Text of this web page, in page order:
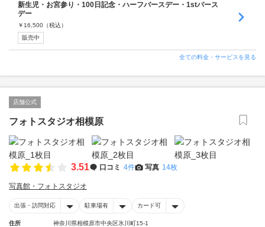
新生児・お宮参り・100日記念・ハーフバースデー・1stバース
デー
￥ 16,500 （税込）
販売中
全ての料金・サービスを見る
店舗公式
フォトスタジオ相模原
3.51 口コミ 4件 写真 14枚
写真館・フォトスタジオ
出張・訪問対応 駐車場有 カード可
住所
神奈川県相模原市中央区氷川町15-1